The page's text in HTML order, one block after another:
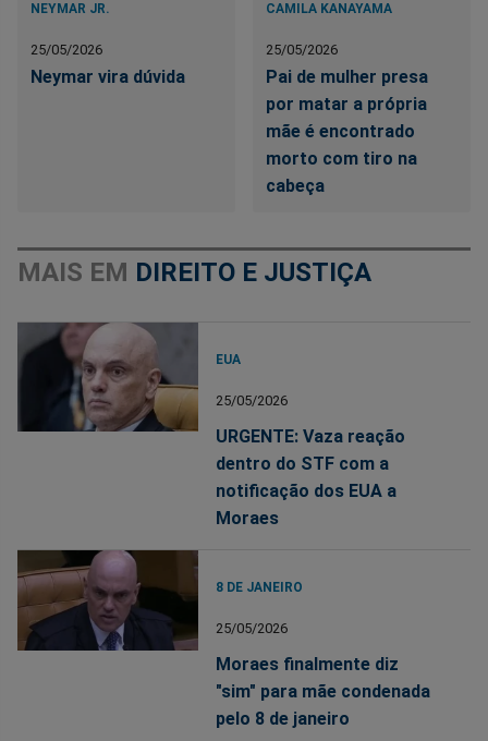
NEYMAR JR.
25/05/2026
Neymar vira dúvida
CAMILA KANAYAMA
25/05/2026
Pai de mulher presa
por matar a própria
mãe é encontrado
morto com tiro na
cabeça
MAIS EM DIREITO E JUSTIÇA
EUA
25/05/2026
URGENTE: Vaza reação
dentro do STF com a
notificação dos EUA a
Moraes
8 DE JANEIRO
25/05/2026
Moraes finalmente diz
"sim" para mãe condenada
pelo 8 de janeiro